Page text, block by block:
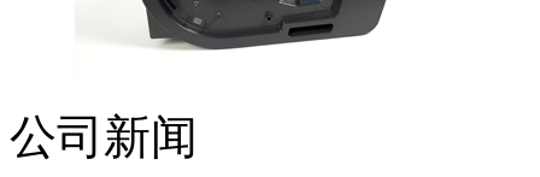
公司新闻